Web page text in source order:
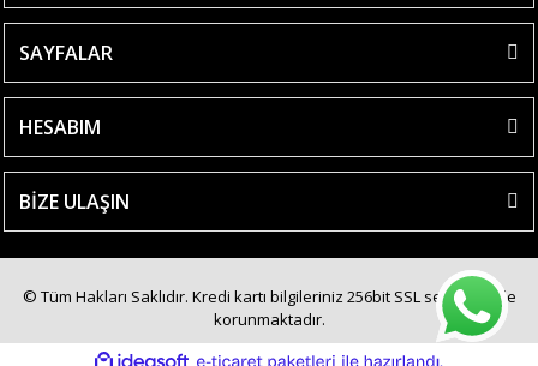
SAYFALAR
HESABIM
BİZE ULAŞIN
© Tüm Hakları Saklıdır. Kredi kartı bilgileriniz 256bit SSL sertifikası ile
korunmaktadır.
ideasoft e-